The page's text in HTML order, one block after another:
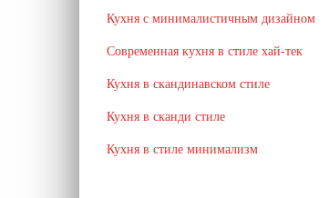
Кухня с минималистичным дизайном
Современная кухня в стиле хай-тек
Кухня в скандинавском стиле
Кухня в сканди стиле
Кухня в стиле минимализм